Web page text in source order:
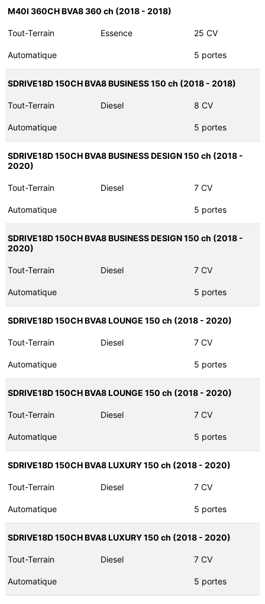
M40I 360CH BVA8 360 ch (2018 - 2018)
Tout-Terrain Essence 25 CV
Automatique 5 portes
SDRIVE18D 150CH BVA8 BUSINESS 150 ch (2018 - 2018)
Tout-Terrain Diesel 8 CV
Automatique 5 portes
SDRIVE18D 150CH BVA8 BUSINESS DESIGN 150 ch (2018 -
2020)
Tout-Terrain Diesel 7 CV
Automatique 5 portes
SDRIVE18D 150CH BVA8 BUSINESS DESIGN 150 ch (2018 -
2020)
Tout-Terrain Diesel 7 CV
Automatique 5 portes
SDRIVE18D 150CH BVA8 LOUNGE 150 ch (2018 - 2020)
Tout-Terrain Diesel 7 CV
Automatique 5 portes
SDRIVE18D 150CH BVA8 LOUNGE 150 ch (2018 - 2020)
Tout-Terrain Diesel 7 CV
Automatique 5 portes
SDRIVE18D 150CH BVA8 LUXURY 150 ch (2018 - 2020)
Tout-Terrain Diesel 7 CV
Automatique 5 portes
SDRIVE18D 150CH BVA8 LUXURY 150 ch (2018 - 2020)
Tout-Terrain Diesel 7 CV
Automatique 5 portes